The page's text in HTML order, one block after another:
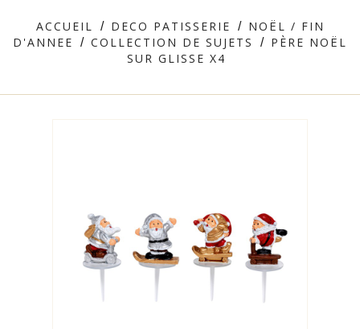
ACCUEIL DECO PATISSERIE
NOËL / FIN
D'ANNEE
COLLECTION DE SUJETS
PÈRE NOËL
SUR GLISSE X4